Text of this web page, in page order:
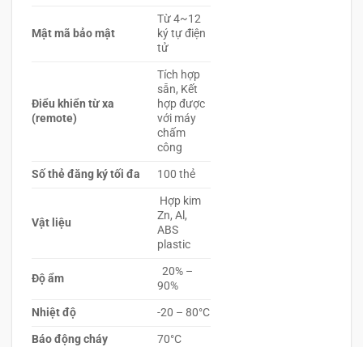
Mật mã bảo mật
Từ 4~12
ký tự điện
tử
Điểu khiển từ xa
(remote)
Tích hợp
sẵn, Kết
hợp được
với máy
chấm
công
Số thẻ đăng ký tối đa
100 thẻ
Vật liệu
Hợp kim
Zn, Al,
ABS
plastic
Độ ẩm
20% –
90%
Nhiệt độ
-20 – 80°C
Báo động cháy
70°C